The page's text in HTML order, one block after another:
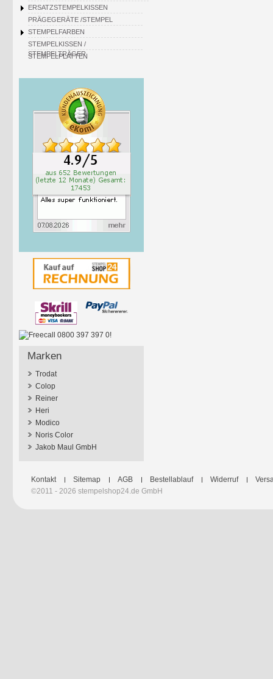
ERSATZSTEMPELKISSEN
PRÄGEGERÄTE /STEMPEL
STEMPELFARBEN
STEMPELKISSEN /
STEMPELTRÄGER
STEMPELPLATTEN
Marken
Trodat
Colop
Reiner
Heri
Modico
Noris Color
Jakob Maul GmbH
Kontakt Sitemap AGB Bestellablauf Widerruf
©2011 - 2026 stempelshop24.de GmbH